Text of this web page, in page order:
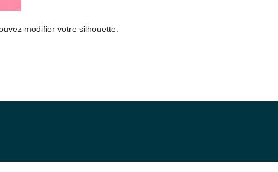
modifier votre silhouette.